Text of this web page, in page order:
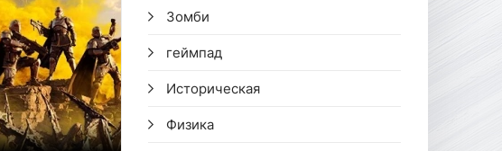
Зомби
геймпад
Историческая
Физика